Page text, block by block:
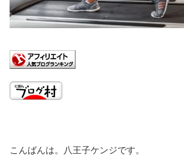
こんばんは。八王子ケンジです。